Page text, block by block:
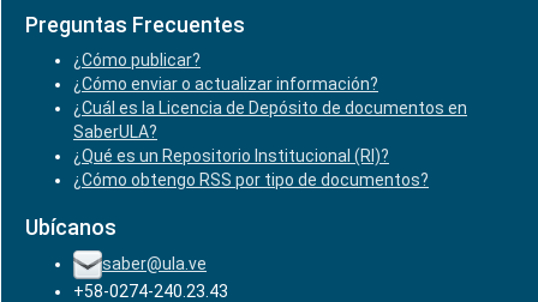
Preguntas Frecuentes
¿Cómo publicar?
¿Cómo enviar o actualizar información?
¿Cuál es la Licencia de Depósito de documentos en
SaberULA?
¿Qué es un Repositorio Institucional (RI)?
¿Cómo obtengo RSS por tipo de documentos?
Ubícanos
saber@ula.ve
+58-0274-240.23.43